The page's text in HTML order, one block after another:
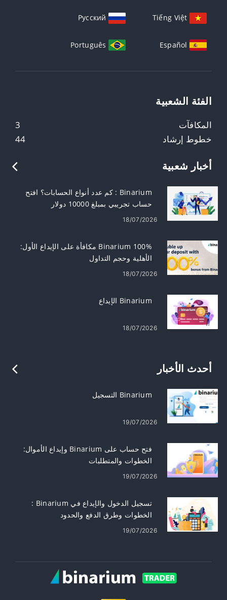
Tiếng Việt
Русский
Español
Português
الفئة الشعبية
3
المكافآت
44
خطوط إرشاد
أخبار شعبية
Binarium : كم عدد أنواع الحسابات؟ افتح
حساب تجريبي بمبلغ 10000 دولار
18/07/2026
Binarium 100% مكافأة على الإيداع الأول:
الأهلية وحجم التداول
18/07/2026
Binarium الإيداع
18/07/2026
أحدث الأخبار
Binarium التسجيل
19/07/2026
فتح حساب على Binarium وإيداع الأموال:
الخطوات والمتطلبات
19/07/2026
تسجيل الدخول والإيداع في Binarium :
الخطوات وطرق الدفع والحدود
19/07/2026